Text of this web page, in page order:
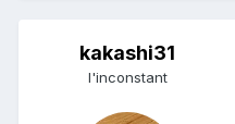
kakashi31
l'inconstant